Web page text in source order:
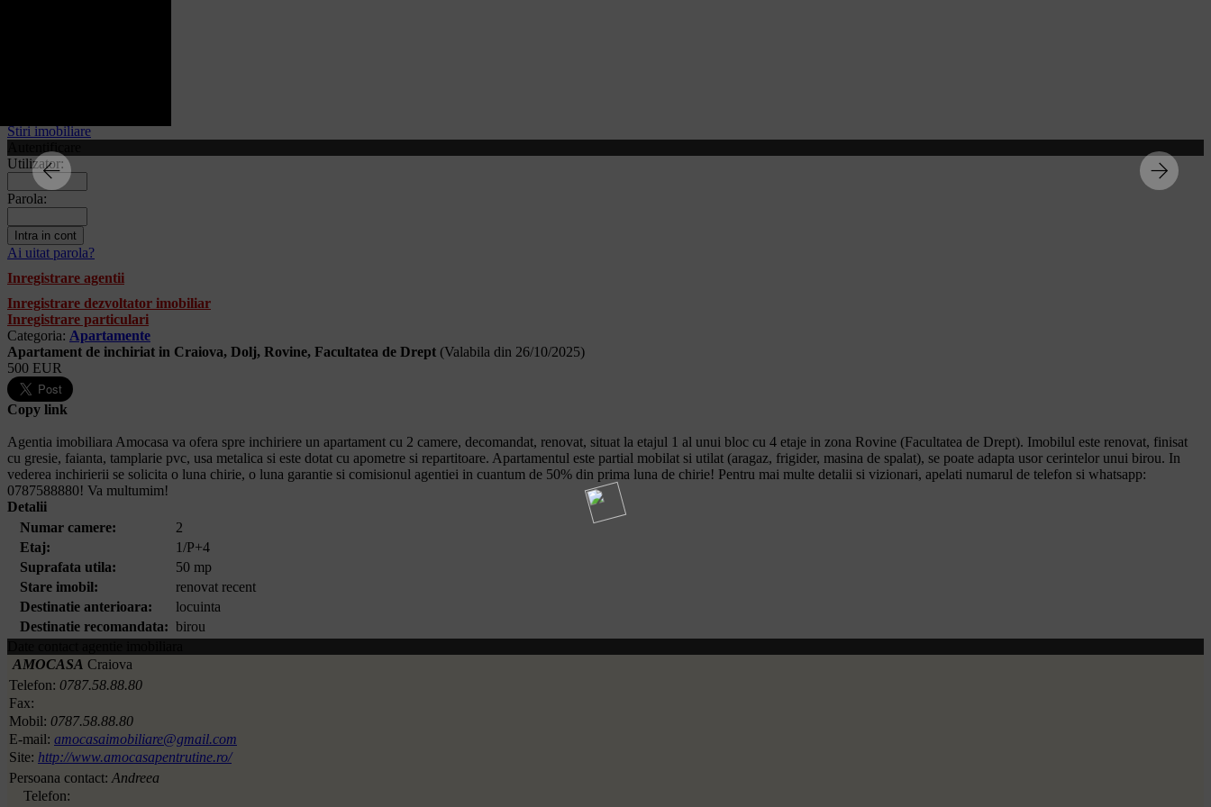
Stiri imobiliare
Utilizator:
Parola:
Ai uitat parola?
Inregistrare agentii
Inregistrare dezvoltator imobiliar
Inregistrare particulari
Categoria: Apartamente
Apartament de inchiriat in Craiova, Dolj, Rovine, Facultatea de Drept (Valabila din 26/10/2025)
500 EUR
Copy link
Agentia imobiliara Amocasa va ofera spre inchiriere un apartament cu 2 camere, decomandat, renovat, situat la etajul 1 al unui bloc cu 4 etaje in zona Rovine (Facultatea de Drept). Imobilul este renovat, finisat
cu gresie, faianta, tamplarie pvc, usa metalica si este dotat cu apometre si repartitoare. Apartamentul este partial mobilat si utilat (aragaz, frigider, masina de spalat), se poate adapta usor cerintelor unui birou. In
vederea inchirierii se solicita o luna chirie, o luna garantie si comisionul agentiei in cuantum de 50% din prima luna de chirie! Pentru mai multe detalii si vizionari, apelati numarul de telefon si whatsapp:
0787588880! Va multumim!
Detalii
Numar camere:
2
Etaj:
1/P+4
Suprafata utila:
50 mp
Stare imobil:
renovat recent
Destinatie anterioara:
locuinta
Destinatie recomandata: birou
AMOCASA Craiova
Telefon: 0787.58.88.80
Fax:
Mobil: 0787.58.88.80
E-mail: amocasaimobiliare@gmail.com
Site: http://www.amocasapentrutine.ro/
Persoana contact: Andreea
Telefon: